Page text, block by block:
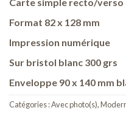
Format 82 x 128 mm
Impression numérique
Sur bristol blanc 300 grs
Enveloppe 90 x 140 mm
Catégories :Avec photo(s),